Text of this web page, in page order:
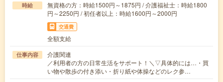
時給
無資格の方：時給1500円～1875円 / 介護福祉士：時給1800
円～2250円 / 初任者以上：時給1600円～2000円
交通費
全額支給
仕事内容
介護関連
／利用者の方の日常生活をサポート！＼▽具体的には…・買
い物や散歩の付き添い・折り紙や体操などのレク参…